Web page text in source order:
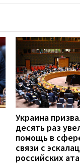
Украина
десять раз
помощь в
связи с
российских